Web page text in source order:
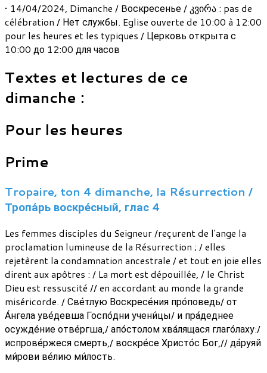
• 14/04/2024, Dimanche / Bоскресенье / კვირა : pas de
célébration / Нет службы. Eglise ouverte de 10:00 à 12:00
pour les heures et les typiques / Церковь открыта с
10:00 до 12:00 для часов
Textes et lectures de ce
dimanche :
Pour les heures
Prime
Tropaire, ton 4 dimanche, la Résurrection /
Тропа́рь воскре́сный, глас 4
Les femmes disciples du Seigneur /reçurent de l'ange la
proclamation lumineuse de la Résurrection ; / elles
rejetèrent la condamnation ancestrale / et tout en joie elles
dirent aux apôtres : / La mort est dépouillée, / le Christ
Dieu est ressuscité // en accordant au monde la grande
miséricorde. / Све́тлую Воскресе́ния про́поведь/ от
А́нгела уве́девша Госпо́дни учени́цы/ и пра́деднее
осужде́ние отве́ргша,/ апо́столом хва́лящася глаго́лаху:/
испрове́ржеся смерть,/ воскре́се Христо́с Бог,// да́руяй
ми́рови ве́лию ми́лость.